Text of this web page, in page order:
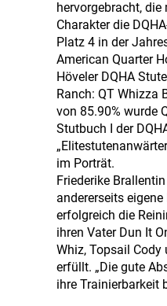
hervorgebracht, die
Charakter die
Platz 4 in der
American Quarter
Höveler DQHA
Ranch: QT Whizza
von 85.90% wurde
Stutbuch I der
im Porträt.
Friederike
andererseits
erfolgreich die
ihren Vater Dun It
Whiz, Topsail
erfüllt. „Die gute
ihre Trainierbarkeit